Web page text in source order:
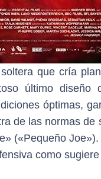
que cría
último
óptimas,
de las normas
(«Pequeño
como